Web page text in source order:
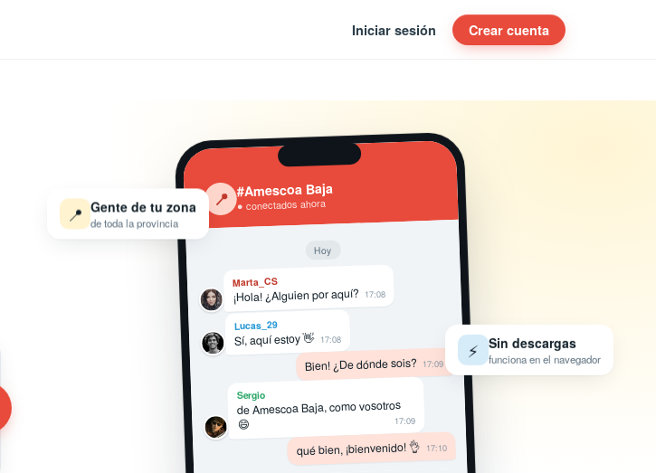
Iniciar sesión Crear cuenta
‹ 📍 #Amescoa Baja
● conectados ahora
Hoy
Marta_CS
¡Hola! ¿Alguien por aquí? 17:08
Lucas_29
Sí, aquí estoy 👋 17:08
Bien! ¿De dónde sois? 17:09
Sergio
de Amescoa Baja, como vosotros
😄 17:09
qué bien, ¡bienvenido! 👌 17:10
📍 Gente de tu zona
de toda la provincia
⚡ Sin descargas
funciona en el navegador